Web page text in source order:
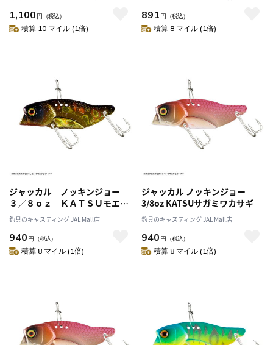
1,100 円 （税込）
積算 10 マイル (1倍)
891 円 （税込）
積算 8 マイル (1倍)
ジャッカル ノッキンジョー
３／８ｏｚ ＫＡＴＳＵモエビ
シャッド
釣具のキャスティング JAL Mall店
940 円 （税込）
積算 8 マイル (1倍)
ジャッカル ノッキンジョー
3/8oz KATSUサガミワカサギ
釣具のキャスティング JAL Mall店
940 円 （税込）
積算 8 マイル (1倍)